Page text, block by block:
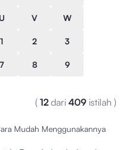
U V W
1 2 3
7 8 9
( 12 dari 409 istilah )
Mudah Menggunakannya